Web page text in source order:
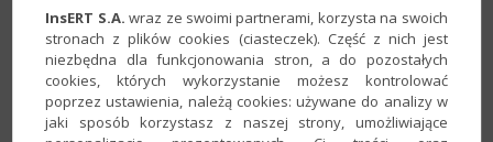
InsERT S.A. wraz ze swoimi partnerami, korzysta na swoich
stronach z plików cookies (ciasteczek). Część z nich jest
niezbędna dla funkcjonowania stron, a do pozostałych
cookies, których wykorzystanie możesz kontrolować
poprzez ustawienia, należą cookies: używane do analizy w
jaki sposób korzystasz z naszej strony, umożliwiające